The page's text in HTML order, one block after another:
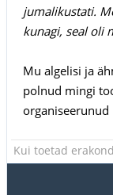
jumalikustati.
kunagi, seal oli
Mu algelisi ja
polnud mingi
Kui toetad